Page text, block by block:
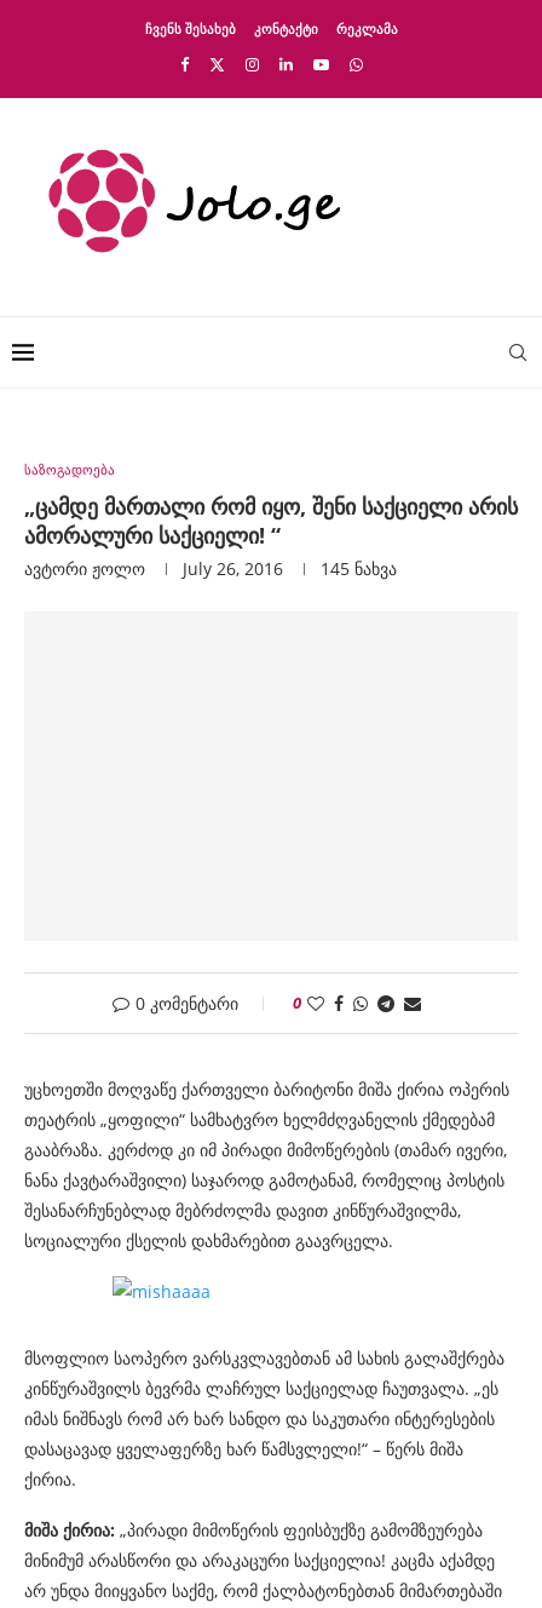
ᲩᲕᲔᲜᲡ ᲨᲔᲡᲐᲮᲔᲑ ᲙᲝᲜᲢᲐᲥᲢᲘ ᲠᲔᲙᲚᲐᲛᲐ
საზოგადოება
„ცამდე მართალი რომ იყო, შენი საქციელი არის
ამორალური საქციელი! “
ავტორი Ჟოლო July 26, 2016 145 ნახვა
0 კომენტარი 0
უცხოეთში მოღვაწე ქართველი ბარიტონი მიშა ქირია ოპერის
თეატრის „ყოფილი“ სამხატვრო ხელმძღვანელის ქმედებამ
გააბრაზა. კერძოდ კი იმ პირადი მიმოწერების (თამარ ივერი,
ნანა ქავტარაშვილი) საჯაროდ გამოტანამ, რომელიც პოსტის
შესანარჩუნებლად მებრძოლმა დავით კინწურაშვილმა,
სოციალური ქსელის დახმარებით გაავრცელა.
მსოფლიო საოპერო ვარსკვლავებთან ამ სახის გალაშქრება
კინწურაშვილს ბევრმა ლაჩრულ საქციელად ჩაუთვალა. „ეს
იმას ნიშნავს რომ არ ხარ სანდო და საკუთარი ინტერესების
დასაცავად ყველაფერზე ხარ წამსვლელი!“ – წერს მიშა
ქირია.
მიშა ქირია: „პირადი მიმოწერის ფეისბუქზე გამომზეურება
მინიმუმ არასწორი და არაკაცური საქციელია! კაცმა აქამდე
არ უნდა მიიყვანო საქმე, რომ ქალბატონებთან მიმართებაში